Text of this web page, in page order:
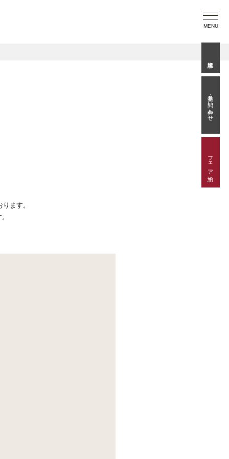
MENU
見学・お問い合わせ
フェア予約
ます。